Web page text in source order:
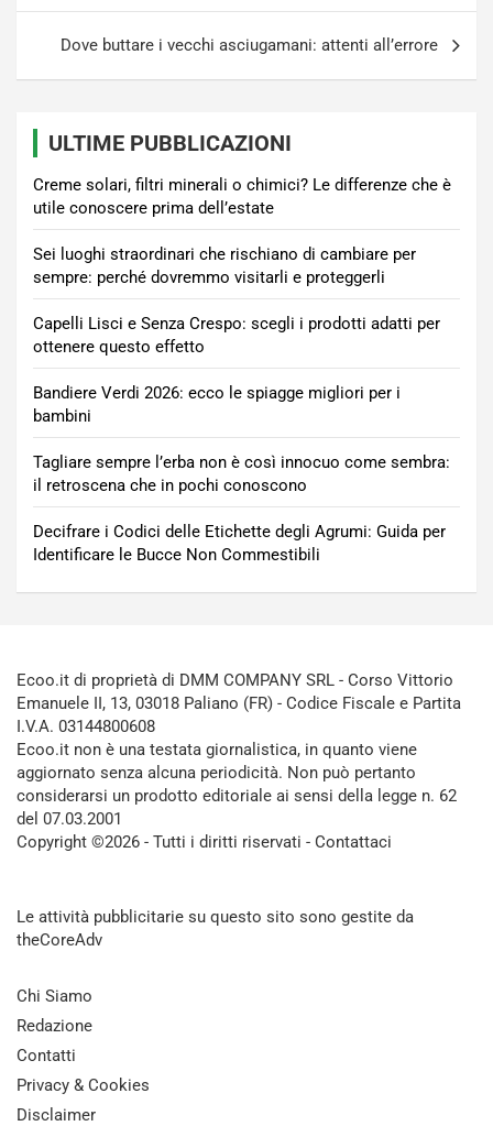
Dove buttare i vecchi asciugamani: attenti all’errore
ULTIME PUBBLICAZIONI
Creme solari, filtri minerali o chimici? Le differenze che è
utile conoscere prima dell’estate
Sei luoghi straordinari che rischiano di cambiare per
sempre: perché dovremmo visitarli e proteggerli
Capelli Lisci e Senza Crespo: scegli i prodotti adatti per
ottenere questo effetto
Bandiere Verdi 2026: ecco le spiagge migliori per i
bambini
Tagliare sempre l’erba non è così innocuo come sembra:
il retroscena che in pochi conoscono
Decifrare i Codici delle Etichette degli Agrumi: Guida per
Identificare le Bucce Non Commestibili
Ecoo.it di proprietà di DMM COMPANY SRL - Corso Vittorio
Emanuele II, 13, 03018 Paliano (FR) - Codice Fiscale e Partita
I.V.A. 03144800608
Ecoo.it non è una testata giornalistica, in quanto viene
aggiornato senza alcuna periodicità. Non può pertanto
considerarsi un prodotto editoriale ai sensi della legge n. 62
del 07.03.2001
Copyright ©2026 - Tutti i diritti riservati - Contattaci
Le attività pubblicitarie su questo sito sono gestite da
theCoreAdv
Chi Siamo
Redazione
Contatti
Privacy & Cookies
Disclaimer